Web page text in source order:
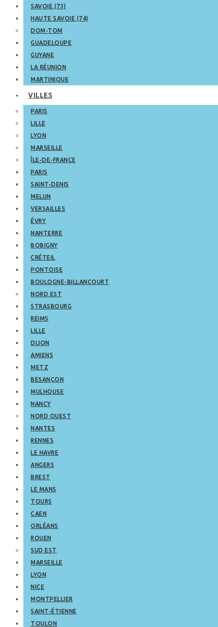
SAVOIE (73)
HAUTE SAVOIE (74)
DOM-TOM
GUADELOUPE
GUYANE
LA RÉUNION
MARTINIQUE
VILLES
PARIS
LILLE
LYON
MARSEILLE
ÎLE-DE-FRANCE
PARIS
SAINT-DENIS
MELUN
VERSAILLES
ÉVRY
NANTERRE
BOBIGNY
CRÉTEIL
PONTOISE
BOULOGNE-BILLANCOURT
NORD EST
STRASBOURG
REIMS
LILLE
DIJON
AMIENS
METZ
BESANÇON
MULHOUSE
NANCY
NORD OUEST
NANTES
RENNES
LE HAVRE
ANGERS
BREST
LE MANS
TOURS
CAEN
ORLÉANS
ROUEN
SUD EST
MARSEILLE
LYON
NICE
MONTPELLIER
SAINT-ÉTIENNE
TOULON